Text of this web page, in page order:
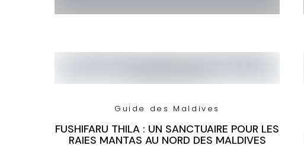
Guide des Maldives
FUSHIFARU THILA : UN SANCTUAIRE POUR LES
RAIES MANTAS AU NORD DES MALDIVES